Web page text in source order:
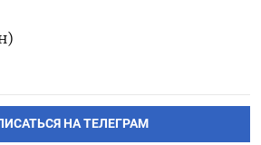
НА ТЕЛЕГРАМ